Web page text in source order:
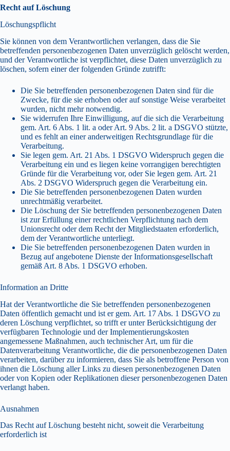
Recht auf Löschung
Löschungspflicht
Sie können von dem Verantwortlichen verlangen, dass die Sie
betreffenden personenbezogenen Daten unverzüglich gelöscht werden,
und der Verantwortliche ist verpflichtet, diese Daten unverzüglich zu
löschen, sofern einer der folgenden Gründe zutrifft:
Die Sie betreffenden personenbezogenen Daten sind für die
Zwecke, für die sie erhoben oder auf sonstige Weise verarbeitet
wurden, nicht mehr notwendig.
Sie widerrufen Ihre Einwilligung, auf die sich die Verarbeitung
gem. Art. 6 Abs. 1 lit. a oder Art. 9 Abs. 2 lit. a DSGVO stützte,
und es fehlt an einer anderweitigen Rechtsgrundlage für die
Verarbeitung.
Sie legen gem. Art. 21 Abs. 1 DSGVO Widerspruch gegen die
Verarbeitung ein und es liegen keine vorrangigen berechtigten
Gründe für die Verarbeitung vor, oder Sie legen gem. Art. 21
Abs. 2 DSGVO Widerspruch gegen die Verarbeitung ein.
Die Sie betreffenden personenbezogenen Daten wurden
unrechtmäßig verarbeitet.
Die Löschung der Sie betreffenden personenbezogenen Daten
ist zur Erfüllung einer rechtlichen Verpflichtung nach dem
Unionsrecht oder dem Recht der Mitgliedstaaten erforderlich,
dem der Verantwortliche unterliegt.
Die Sie betreffenden personenbezogenen Daten wurden in
Bezug auf angebotene Dienste der Informationsgesellschaft
gemäß Art. 8 Abs. 1 DSGVO erhoben.
Information an Dritte
Hat der Verantwortliche die Sie betreffenden personenbezogenen
Daten öffentlich gemacht und ist er gem. Art. 17 Abs. 1 DSGVO zu
deren Löschung verpflichtet, so trifft er unter Berücksichtigung der
verfügbaren Technologie und der Implementierungskosten
angemessene Maßnahmen, auch technischer Art, um für die
Datenverarbeitung Verantwortliche, die die personenbezogenen Daten
verarbeiten, darüber zu informieren, dass Sie als betroffene Person von
ihnen die Löschung aller Links zu diesen personenbezogenen Daten
oder von Kopien oder Replikationen dieser personenbezogenen Daten
verlangt haben.
Ausnahmen
Das Recht auf Löschung besteht nicht, soweit die Verarbeitung
erforderlich ist